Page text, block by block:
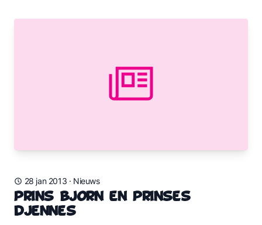
28 jan 2013 · Nieuws
Prins Bjorn en Prinses
Djennes